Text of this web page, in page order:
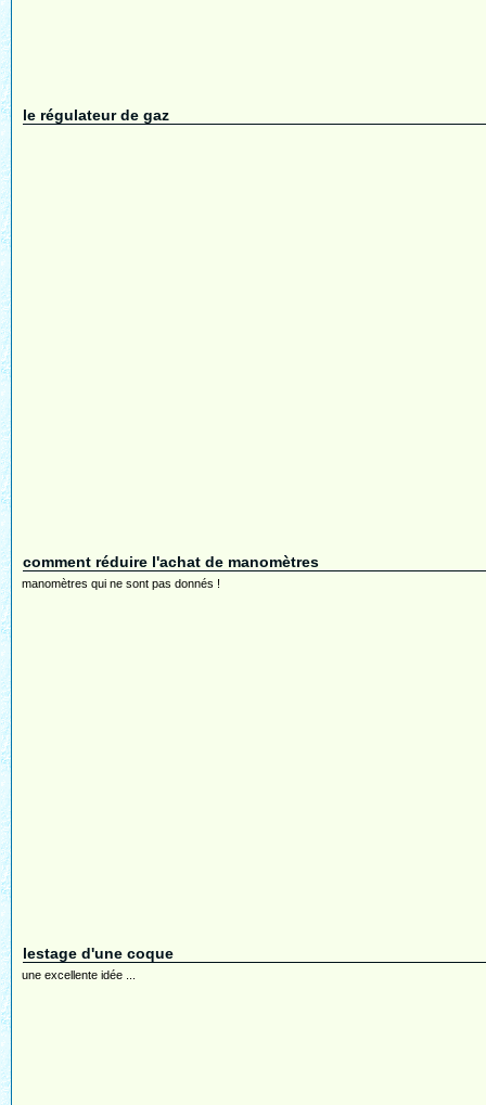
le régulateur de gaz
comment réduire l'achat de manomètres
manomètres qui ne sont pas donnés !
lestage d'une coque
une excellente idée ...